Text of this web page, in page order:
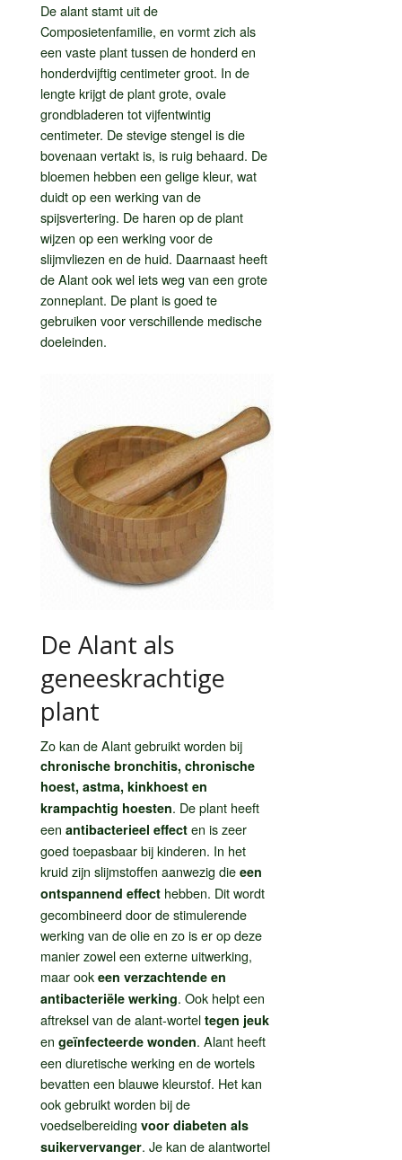
De alant stamt uit de
Composietenfamilie, en vormt zich als
een vaste plant tussen de honderd en
honderdvijftig centimeter groot. In de
lengte krijgt de plant grote, ovale
grondbladeren tot vijfentwintig
centimeter. De stevige stengel is die
bovenaan vertakt is, is ruig behaard. De
bloemen hebben een gelige kleur, wat
duidt op een werking van de
spijsvertering. De haren op de plant
wijzen op een werking voor de
slijmvliezen en de huid. Daarnaast heeft
de Alant ook wel iets weg van een grote
zonneplant. De plant is goed te
gebruiken voor verschillende medische
doeleinden.
De Alant als
geneeskrachtige
plant
Zo kan de Alant gebruikt worden bij
chronische bronchitis, chronische
hoest, astma, kinkhoest en
krampachtig hoesten. De plant heeft
een antibacterieel effect en is zeer
goed toepasbaar bij kinderen. In het
kruid zijn slijmstoffen aanwezig die een
ontspannend effect hebben. Dit wordt
gecombineerd door de stimulerende
werking van de olie en zo is er op deze
manier zowel een externe uitwerking,
maar ook een verzachtende en
antibacteriële werking. Ook helpt een
aftreksel van de alant-wortel tegen jeuk
en geïnfecteerde wonden. Alant heeft
een diuretische werking en de wortels
bevatten een blauwe kleurstof. Het kan
ook gebruikt worden bij de
voedselbereiding voor diabeten als
suikervervanger. Je kan de alantwortel